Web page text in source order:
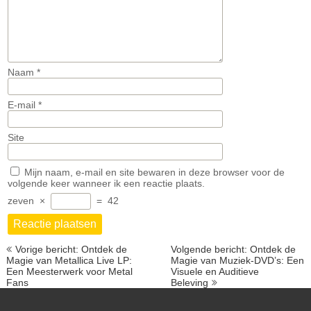
Naam *
E-mail *
Site
Mijn naam, e-mail en site bewaren in deze browser voor de
volgende keer wanneer ik een reactie plaats.
zeven
× = 42
Berichtnavigatie
Vorige bericht: Ontdek de
Magie van Metallica Live LP:
Een Meesterwerk voor Metal
Fans
Volgende bericht: Ontdek de
Magie van Muziek-DVD’s: Een
Visuele en Auditieve
Beleving